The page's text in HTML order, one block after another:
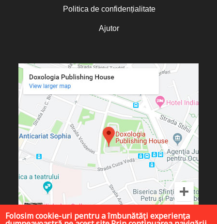
Politica de confidențialitate
Ajutor
Folosim cookie-uri pentru a îmbunătăți experiența